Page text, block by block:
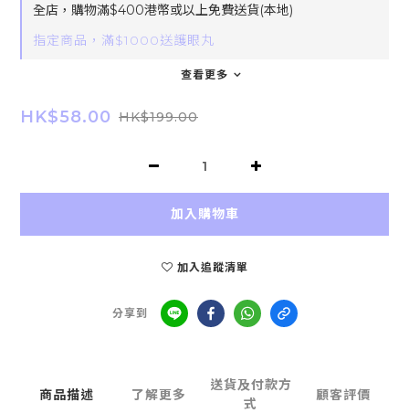
全店，購物滿$400港幣或以上免費送貨(本地)
指定商品，滿$1000送護眼丸
查看更多
HK$58.00 HK$199.00
加入購物車
加入追蹤清單
分享到
商品描述 了解更多
送貨及付款方
式
顧客評價